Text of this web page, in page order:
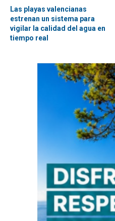
Las playas valencianas
estrenan un sistema para
vigilar la calidad del agua en
tiempo real